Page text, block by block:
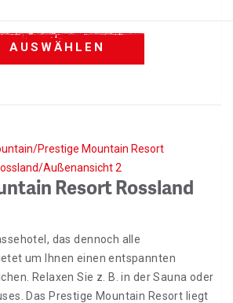
AUSWÄHLEN
Resort Rossland
das dennoch alle
um Ihnen einen entspannten
Relaxen Sie z. B. in der Sauna oder
Das Prestige Mountain Resort liegt